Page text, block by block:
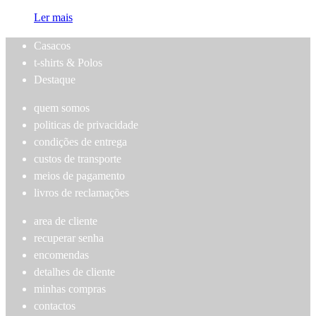
Ler mais
Casacos
t-shirts & Polos
Destaque
quem somos
politicas de privacidade
condições de entrega
custos de transporte
meios de pagamento
livros de reclamações
area de cliente
recuperar senha
encomendas
detalhes de cliente
minhas compras
contactos